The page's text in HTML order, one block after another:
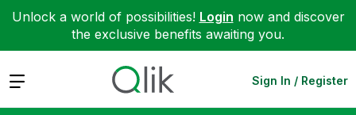
Unlock a world of possibilities! Login now and discover
the exclusive benefits awaiting you.
Expand Sign In / Register